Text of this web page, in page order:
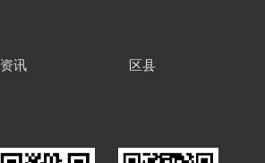
资讯
区县